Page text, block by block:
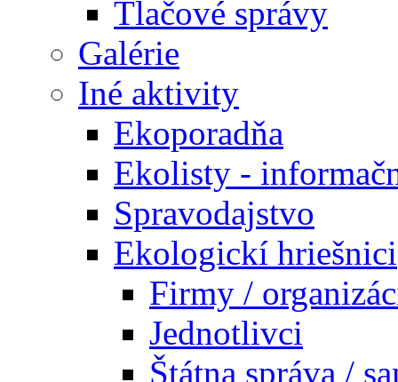
Tlačové správy
Galérie
Iné aktivity
Ekoporadňa
Ekolisty -
Spravodajstvo
Ekologickí hriešnici
Firmy /
Jednotlivci
Štátna správa /